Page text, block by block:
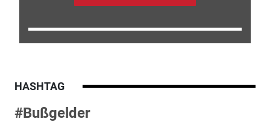
HASHTAG
#Bußgelder